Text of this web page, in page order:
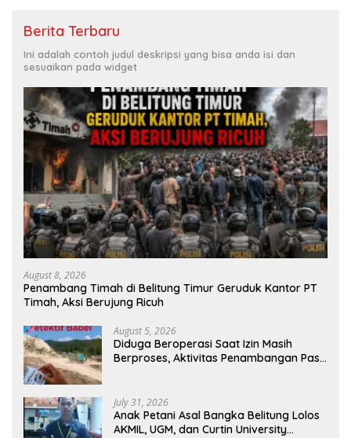
Berita Terbaru
Ini adalah contoh judul deskripsi yang bisa anda isi dan
sesuaikan pada widget
August 8, 2026
Penambang Timah di Belitung Timur Geruduk Kantor PT
Timah, Aksi Berujung Ricuh
August 5, 2026
Diduga Beroperasi Saat Izin Masih
Berproses, Aktivitas Penambangan Pasir
July 31, 2026
Anak Petani Asal Bangka Belitung Lolos
AKMIL, UGM, dan Curtin University